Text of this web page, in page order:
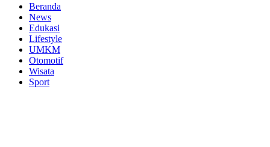
Beranda
News
Edukasi
Lifestyle
UMKM
Otomotif
Wisata
Sport